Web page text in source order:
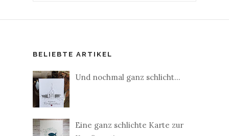
BELIEBTE ARTIKEL
Und nochmal ganz schlicht...
Eine ganz schlichte Karte zur